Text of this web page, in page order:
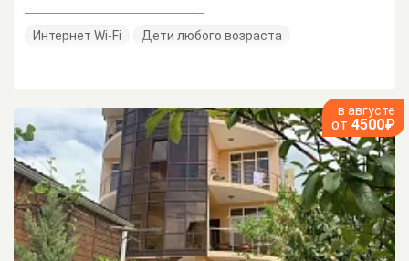
Интернет Wi-Fi Дети любого возраста
в августе
от 4500₽